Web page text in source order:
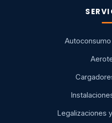
Legalizaciones